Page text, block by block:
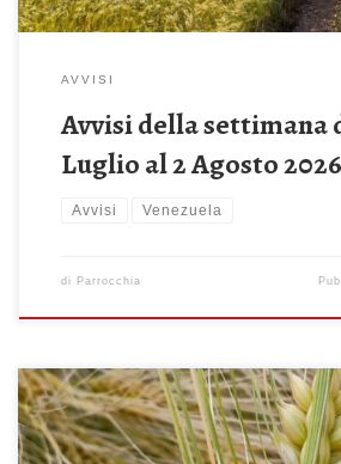
AVVISI
Avvisi della settimana
Luglio al 2 Agosto 2026
Avvisi Venezuela
di Parrocchia